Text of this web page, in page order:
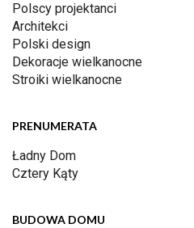
Polscy projektanci
Architekci
Polski design
Dekoracje wielkanocne
Stroiki wielkanocne
PRENUMERATA
Ładny Dom
Cztery Kąty
BUDOWA DOMU